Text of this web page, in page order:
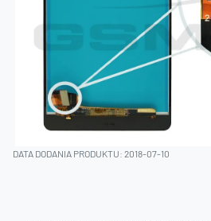
DATA DODANIA PRODUKTU: 2018-07-10